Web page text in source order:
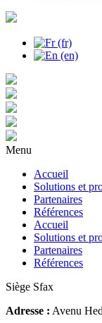
Menu
Accueil
Solutions et
Partenaires
Références
Accueil
Solutions et
Partenaires
Références
Siège Sfax
Adresse : Avenu